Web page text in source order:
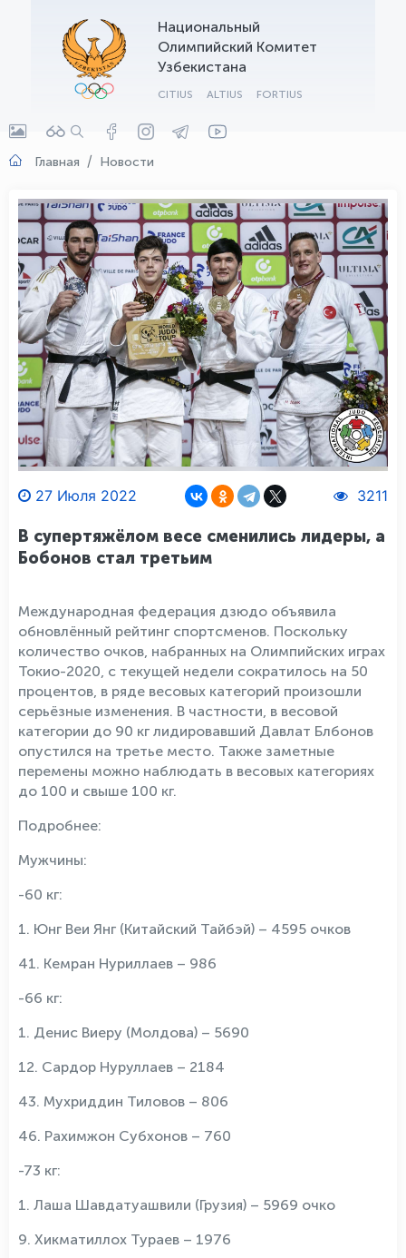
Национальный
Олимпийский Комитет
Узбекистана
CITIUS ALTIUS FORTIUS
Главная Новости
27 Июля 2022 3211
В супертяжёлом весе сменились лидеры, а
Бобонов стал третьим
Международная федерация дзюдо объявила
обновлённый рейтинг спортсменов. Поскольку
количество очков, набранных на Олимпийских играх
Токио-2020, с текущей недели сократилось на 50
процентов, в ряде весовых категорий произошли
серьёзные изменения. В частности, в весовой
категории до 90 кг лидировавший Давлат Блбонов
опустился на третье место. Также заметные
перемены можно наблюдать в весовых категориях
до 100 и свыше 100 кг.
Подробнее:
Мужчины:
-60 кг:
1. Юнг Веи Янг (Китайский Тайбэй) – 4595 очков
41. Кемран Нуриллаев – 986
-66 кг:
1. Денис Виеру (Молдова) – 5690
12. Сардор Нуруллаев – 2184
43. Мухриддин Тиловов – 806
46. Рахимжон Субхонов – 760
-73 кг:
1. Лаша Шавдатуашвили (Грузия) – 5969 очко
9. Хикматиллох Тураев – 1976
OLYMPCHIK AI - yordamchi
Онлайн · olympic.uz